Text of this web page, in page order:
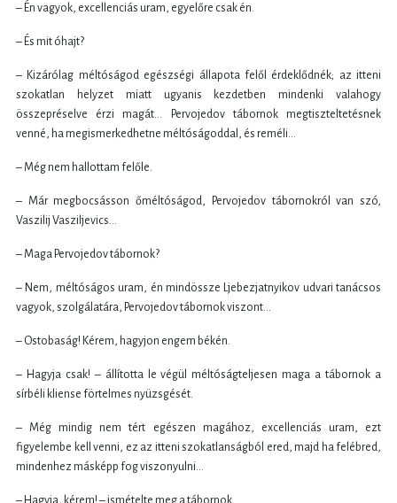
– Én vagyok, excellenciás uram, egyelőre csak én.
– És mit óhajt?
– Kizárólag méltóságod egészségi állapota felől érdeklődnék; az itteni
szokatlan helyzet miatt ugyanis kezdetben mindenki valahogy
összepréselve érzi magát… Pervojedov tábornok megtiszteltetésnek
venné, ha megismerkedhetne méltóságoddal, és reméli…
– Még nem hallottam felőle.
– Már megbocsásson őméltóságod, Pervojedov tábornokról van szó,
Vaszilij Vasziljevics…
– Maga Pervojedov tábornok?
– Nem, méltóságos uram, én mindössze Ljebezjatnyikov udvari tanácsos
vagyok, szolgálatára, Pervojedov tábornok viszont…
– Ostobaság! Kérem, hagyjon engem békén.
– Hagyja csak! – állította le végül méltóságteljesen maga a tábornok a
sírbéli kliense förtelmes nyüzsgését.
– Még mindig nem tért egészen magához, excellenciás uram, ezt
figyelembe kell venni, ez az itteni szokatlanságból ered, majd ha felébred,
mindenhez másképp fog viszonyulni…
– Hagyja, kérem! – ismételte meg a tábornok.